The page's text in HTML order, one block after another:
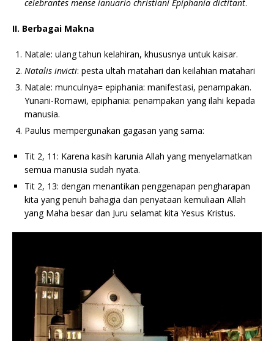
celebrantes mense ianuario christiani Epiphania dictitant.
II. Berbagai Makna
Natale: ulang tahun kelahiran, khususnya untuk kaisar.
Natalis invicti: pesta ultah matahari dan keilahian matahari
Natale: munculnya= epiphania: manifestasi, penampakan.
Yunani-Romawi, epiphania: penampakan yang ilahi kepada
manusia.
Paulus mempergunakan gagasan yang sama:
Tit 2, 11: Karena kasih karunia Allah yang menyelamatkan
semua manusia sudah nyata.
Tit 2, 13: dengan menantikan penggenapan pengharapan
kita yang penuh bahagia dan penyataan kemuliaan Allah
yang Maha besar dan Juru selamat kita Yesus Kristus.